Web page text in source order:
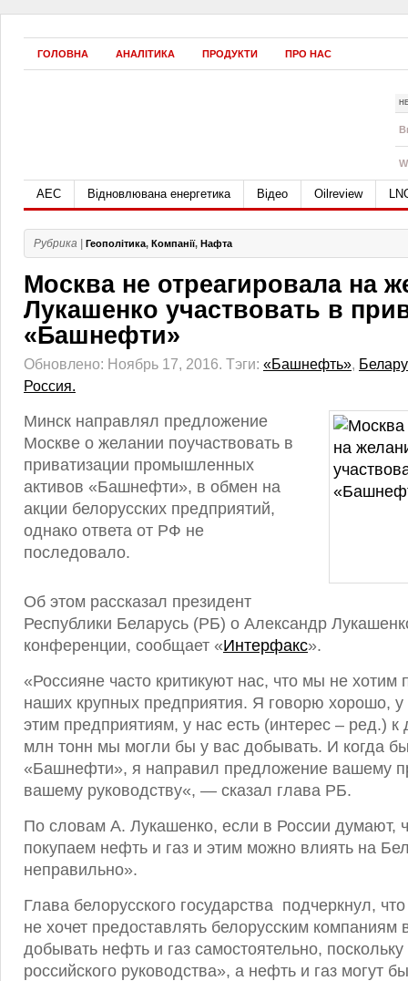
ГОЛОВНА АНАЛІТИКА ПРОДУКТИ ПРО НАС
АЕС Відновлювана енергетика Відео Oilreview
Рубрика | Геополітика, Компанії, Нафта
Москва не отреагировала на
Лукашенко участвовать в
«Башнефти»
Обновлено: Ноябрь 17, 2016. Тэги: «Башнефть»,
Россия.
Минск направлял предложение
Москве о желании поучаствовать в
приватизации промышленных
активов «Башнефти», в обмен на
акции белорусских предприятий,
однако ответа от РФ не
последовало.
Об этом рассказал президент
Республики Беларусь (РБ) о Александр
конференции, сообщает «Интерфакс».
«Россияне часто критикуют нас, что мы не хотим
наших крупных предприятия. Я говорю хорошо, у
этим предприятиям, у нас есть (интерес – ред.)
млн тонн мы могли бы у вас добывать. И когда
«Башнефти», я направил предложение вашему
вашему руководству«, — сказал глава РБ.
По словам А. Лукашенко, если в России думают,
покупаем нефть и газ и этим можно влиять на
неправильно».
Глава белорусского государства подчеркнул,
не хочет предоставлять белорусским компаниям
добывать нефть и газ самостоятельно, поскольку
российского руководства», а нефть и газ могут